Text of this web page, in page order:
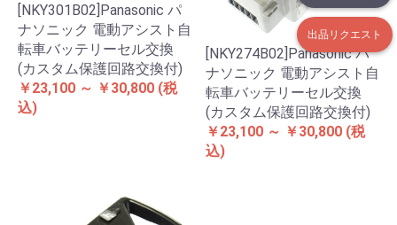
出品リクエスト
[NKY301B02]Panasonic パ
ナソニック 電動アシスト自
転車バッテリーセル交換
(カスタム保護回路交換付)
￥23,100 ～ ￥30,800 (税
込)
[NKY274B02]Panasonic パ
ナソニック 電動アシスト自
転車バッテリーセル交換
(カスタム保護回路交換付)
￥23,100 ～ ￥30,800 (税
込)